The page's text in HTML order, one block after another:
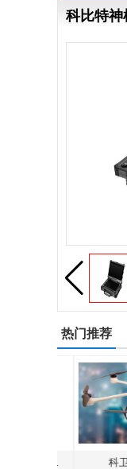
科比特
热门推荐
科卫